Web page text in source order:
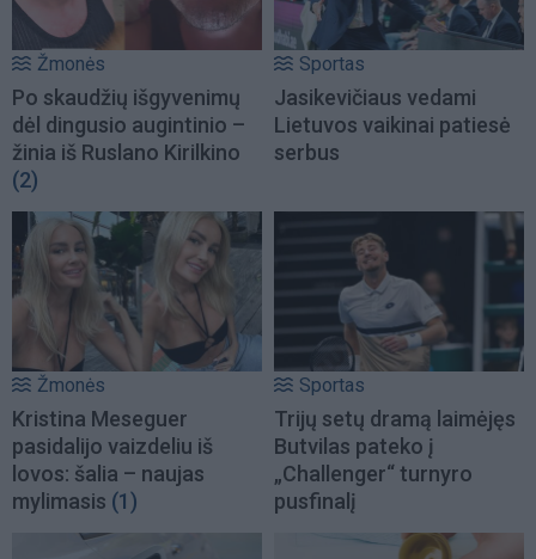
Žmonės
Po skaudžių išgyvenimų
dėl dingusio augintinio –
žinia iš Ruslano Kirilkino
(2)
Sportas
Jasikevičiaus vedami
Lietuvos vaikinai patiesė
serbus
Žmonės
Kristina Meseguer
pasidalijo vaizdeliu iš
lovos: šalia – naujas
mylimasis (1)
Sportas
Trijų setų dramą laimėjęs
Butvilas pateko į
„Challenger“ turnyro
pusfinalį